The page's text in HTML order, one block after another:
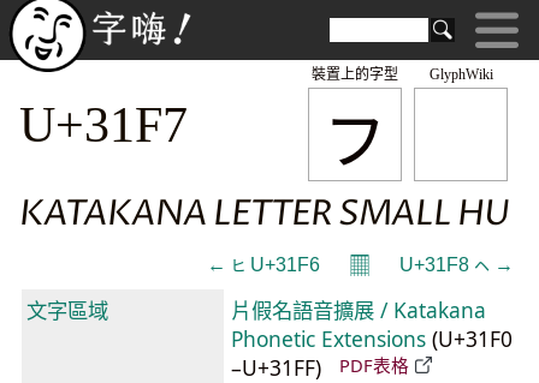
GlyphWiki
ㇷ
裝置上的字型
U+31F7
KATAKANA LETTER SMALL HU
← ㇶ U+31F6 𝄜 U+31F8 ㇸ →
文字區域
片假名語音擴展 / Katakana
Phonetic Extensions (U+31F0
–U+31FF)
PDF表格